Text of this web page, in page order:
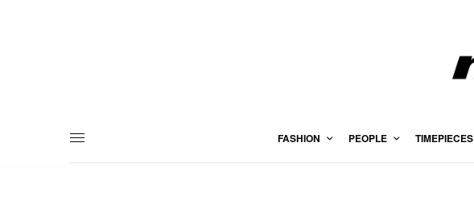
FASHION PEOPLE TIMEPIECES